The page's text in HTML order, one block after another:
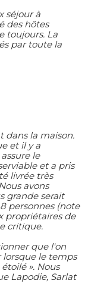
séjour à
des hôtes
toujours. La
par toute la
dans la maison.
et il y a
le
et a pris
livrée très
avons
grande serait
personnes (note
propriétaires de
critique.
que l'on
lorsque le temps
». Nous
Lapodie, Sarlat